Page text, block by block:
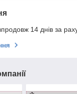
14 днів за